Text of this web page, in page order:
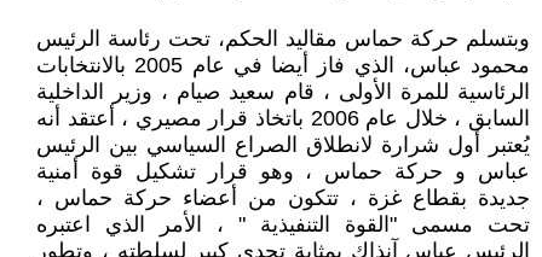
وبتسلم حركة حماس مقاليد الحكم، تحت رئاسة الرئيس
محمود عباس، الذي فاز أيضا في عام 2005 بالانتخابات
الرئاسية للمرة الأولى ، قام سعيد صيام ، وزير الداخلية
السابق ، خلال عام 2006 باتخاذ قرار مصيري ، أعتقد أنه
يُعتبر أول شرارة لانطلاق الصراع السياسي بين الرئيس
عباس و حركة حماس ، وهو قرار تشكيل قوة أمنية
جديدة بقطاع غزة ، تتكون من أعضاء حركة حماس ،
تحت مسمى "القوة التنفيذية " ، الأمر الذي اعتبره
الرئيس عباس آنذاك بمثابة تحدي كبير لسلطته ، وتطور